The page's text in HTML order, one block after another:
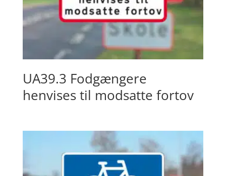
UA39.3 Fodgængere
henvises til modsatte fortov